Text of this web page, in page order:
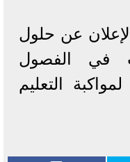
عن حلول
في الفصول
التعليم